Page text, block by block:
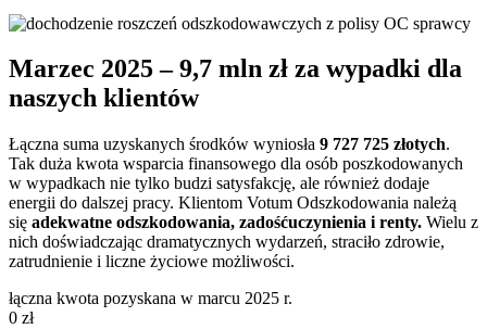
Marzec 2025 – 9,7 mln zł za wypadki dla
naszych klientów
Łączna suma uzyskanych środków wyniosła 9 727 725 złotych.
Tak duża kwota wsparcia finansowego dla osób poszkodowanych
w wypadkach nie tylko budzi satysfakcję, ale również dodaje
energii do dalszej pracy. Klientom Votum Odszkodowania należą
się adekwatne odszkodowania, zadośćuczynienia i renty. Wielu z
nich doświadczając dramatycznych wydarzeń, straciło zdrowie,
zatrudnienie i liczne życiowe możliwości.
łączna kwota pozyskana w marcu 2025 r.
0 zł